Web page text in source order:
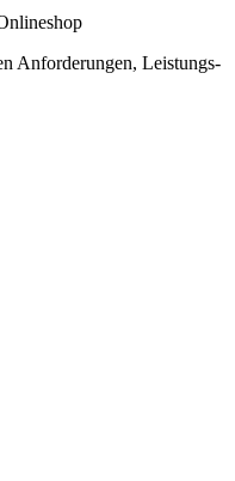
Anforderungen, Leistungs-